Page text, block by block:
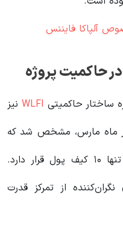
آلپاکا فایننس
حاکمیت پروژه
ساختار حاکمیتی WLFIنیز
ماه مارس، مشخص شد که
۷۶٪ از قدرت رأی‌گیری در اختیار تنها ۱۰ کیف پول قرار دارد.
از تمرکز قدرت